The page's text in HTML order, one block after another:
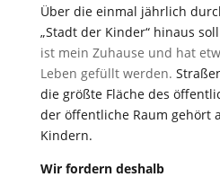
Über die einmal jährlich
„Stadt der Kinder“ hinaus
ist mein Zuhause und hat
Leben gefüllt werden.
die größte Fläche des
der öffentliche Raum gehört
Kindern.
Wir fordern deshalb